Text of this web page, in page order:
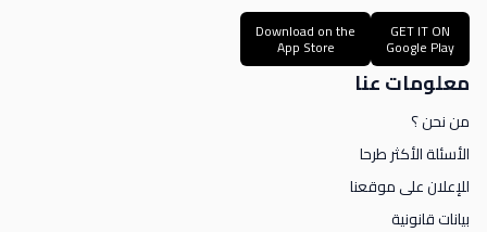
GET IT ON
Google Play
Download on the
App Store
معلومات عنا
من نحن ؟
الأسئلة الأكثر طرحا
للإعلان على موقعنا
بيانات قانونية